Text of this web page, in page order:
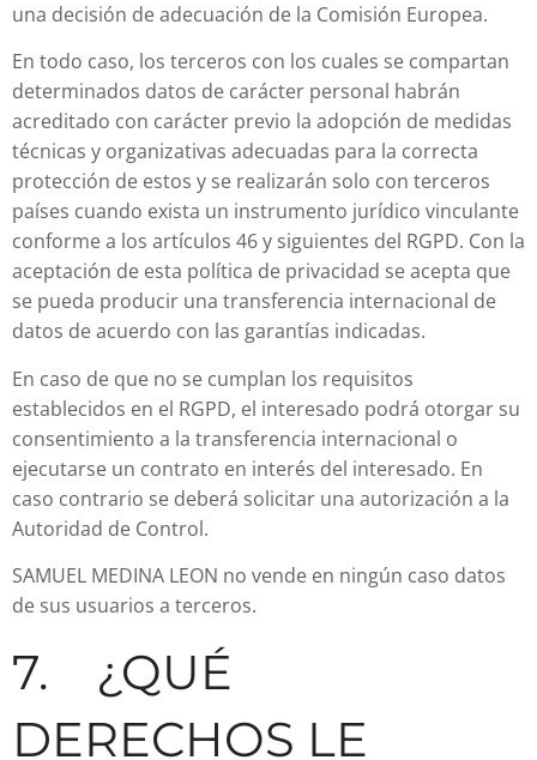
una decisión de adecuación de la Comisión Europea.
En todo caso, los terceros con los cuales se compartan
determinados datos de carácter personal habrán
acreditado con carácter previo la adopción de medidas
técnicas y organizativas adecuadas para la correcta
protección de estos y se realizarán solo con terceros
países cuando exista un instrumento jurídico vinculante
conforme a los artículos 46 y siguientes del RGPD. Con la
aceptación de esta política de privacidad se acepta que
se pueda producir una transferencia internacional de
datos de acuerdo con las garantías indicadas.
En caso de que no se cumplan los requisitos
establecidos en el RGPD, el interesado podrá otorgar su
consentimiento a la transferencia internacional o
ejecutarse un contrato en interés del interesado. En
caso contrario se deberá solicitar una autorización a la
Autoridad de Control.
SAMUEL MEDINA LEON no vende en ningún caso datos
de sus usuarios a terceros.
7. ¿QUÉ
DERECHOS LE